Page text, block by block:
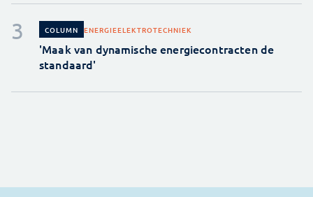
COLUMN ENERGIEELEKTROTECHNIEK
'Maak van dynamische energiecontracten de
standaard'